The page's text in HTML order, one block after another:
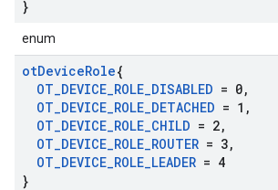
}
enum
otDeviceRole{
OT_DEVICE_ROLE_DISABLED = 0,
OT_DEVICE_ROLE_DETACHED = 1 ,
OT_DEVICE_ROLE_CHILD = 2,
OT_DEVICE_ROLE_ROUTER = 3,
OT_DEVICE_ROLE_LEADER = 4
}